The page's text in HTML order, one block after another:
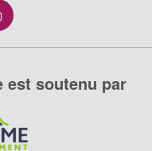
est soutenu par